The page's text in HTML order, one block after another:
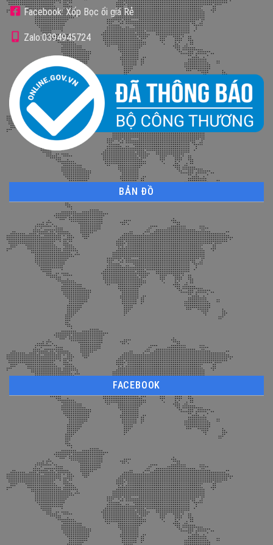
Facebook: Xốp Bọc ổi giá Rẻ
Zalo:0394945724
BẢN ĐỒ
FACEBOOK